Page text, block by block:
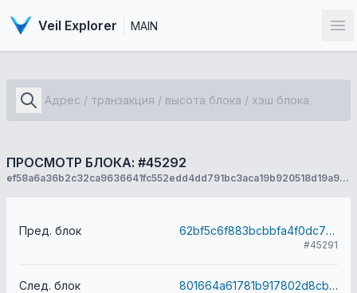
Veil Explorer MAIN
ПРОСМОТР БЛОКА: #45292
ef58a6a36b2c32ca9636641fc552edd4dd791bc3aca19b920518d19a9ed0dd73
Пред. блок 62bf5c6f883bcbbfa4f0dc7febce614aaab663c52d1b6d6f1070de9ead95b119
#45291
След. блок 801664a61781b917802d8cb75c3fc74986ae15a47acffa492edbc42eb2f70709